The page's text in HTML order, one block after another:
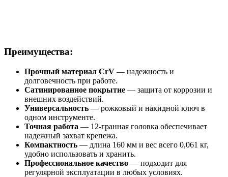
Преимущества:
Прочный материал CrV — надежность и
долговечность при работе.
Сатинированное покрытие — защита от коррозии и
внешних воздействий.
Универсальность — рожковый и накидной ключ в
одном инструменте.
Точная работа — 12-гранная головка обеспечивает
надежный захват крепежа.
Компактность — длина 160 мм и вес всего 0,061 кг,
удобно использовать и хранить.
Профессиональное качество — подходит для
регулярной эксплуатации в любых условиях.